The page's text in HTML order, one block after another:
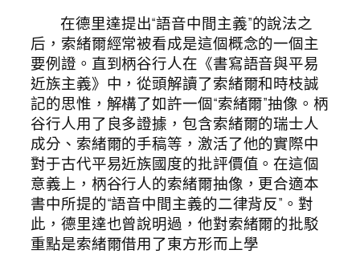
在德里達提出“語音中間主義”的說法之
后，索緒爾經常被看成是這個概念的一個主
要例證。直到柄谷行人在《書寫語音與平易
近族主義》中，從頭解讀了索緒爾和時枝誠
記的思惟，解構了如許一個“索緒爾”抽像。柄
谷行人用了良多證據，包含索緒爾的瑞士人
成分、索緒爾的手稿等，激活了他的實際中
對于古代平易近族國度的批評價值。在這個
意義上，柄谷行人的索緒爾抽像，更合適本
書中所提的“語音中間主義的二律背反”。對
此，德里達也曾說明過，他對索緒爾的批駁
重點是索緒爾借用了東方形而上學